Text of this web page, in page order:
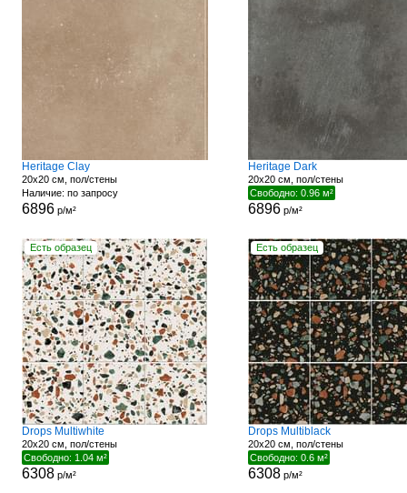
Heritage Clay
20x20 см, пол/стены
Наличие: по запросу
6896р/м²
Heritage Dark
20x20 см, пол/стены
Свободно: 0.96 м²
6896р/м²
Есть образец
Drops Multiwhite
20x20 см, пол/стены
Свободно: 1.04 м²
6308р/м²
Есть образец
Drops Multiblack
20x20 см, пол/стены
Свободно: 0.6 м²
6308р/м²